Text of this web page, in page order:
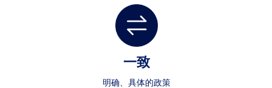
一致
明确、具体的政策